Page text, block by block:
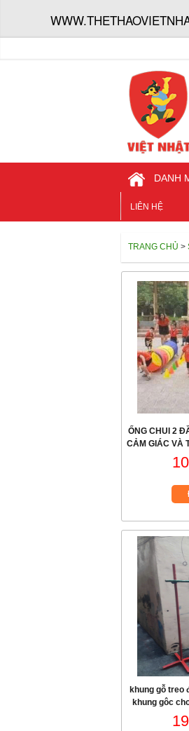
DANH
LIÊN HỆ
TRANG CHỦ >
ỐNG CHUI 2
CẢM GIÁC VÀ
khung gỗ treo
khung gôc